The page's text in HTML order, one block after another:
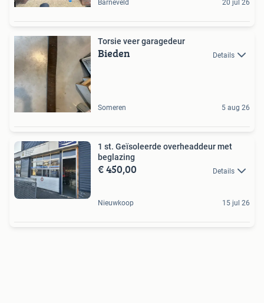
Barneveld 20 jul 26
Torsie veer garagedeur
Bieden Details
Someren 5 aug 26
1 st. Geïsoleerde overheaddeur met
beglazing
€ 450,00 Details
Nieuwkoop 15 jul 26